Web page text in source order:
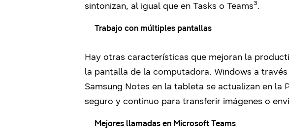
sintonizan, al igual que en Tasks o Teams³.
Trabajo con múltiples pantallas
Hay otras características que mejoran la
la pantalla de la computadora. Windows a
Samsung Notes en la tableta se actualizan en
seguro y continuo para transferir imágenes o
Mejores llamadas en Microsoft Teams